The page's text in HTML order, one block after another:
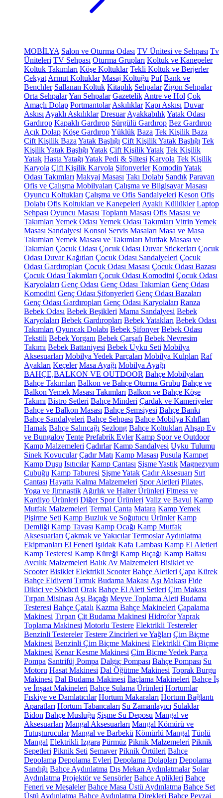
MOBİLYA Salon ve Oturma Odası TV Ünitesi ve Sehpası Tv
Üniteleri TV Sehpası Oturma Grupları Koltuk ve Kanepeler
Koltuk Takımları Köşe Koltuklar Tekli Koltuk ve Berjerler
Çekyat Armut Koltuklar Masaj Koltuğu Puf Bank ve
Benchler Sallanan Koltuk Kitaplık Sehpalar Zigon Sehpalar
Orta SehpalarYan Sehpalar Gazetelik Antre ve Hol Çok
Amaçlı Dolap Portmantolar Askılıklar Kapı Askısı Duvar
Askısı Ayaklı Askılıklar Dresuar AyakkabılıkYatak Odası
Gardırop Kapaklı Gardırop Sürgülü Gardırop Bez Gardırop
Açık Dolap Köşe GardıropYüklük Baza Tek Kişilik Baza
Çift Kişilik Baza Yatak Başlığı Çift Kişilik Yatak Başlığı Tek
Kişilik Yatak Başlığı Yatak Çift Kişilik Yatak Tek Kişilik
Yatak Hasta Yatağı Yatak Pedi & Şiltesi Karyola Tek Kişilik
Karyola Çift Kişilik Karyola Şifonyerler Komodin Yatak
Odası Takımları Makyaj Masası Takı Dolabı Sandık Paravan
Ofis ve Çalışma Mobilyaları Çalışma ve Bilgisayar Masası
Oyuncu Koltukları Çalışma ve Ofis Sandalyeleri Keson Ofis
Dolabı Ofis Koltukları ve Kanepeleri Ayaklı Küllükler Laptop
Sehpası Oyuncu Masası Toplantı Masası Ofis Masası ve
Takımları Yemek Odası Yemek Odası Takımları Vitrin Yemek
Masası Sandalyesi Konsol Servis Masaları Masa ve Masa
Takımları Yemek Masası ve Takımları Mutfak Masası ve
Takımları Çocuk Odası Çocuk Odası Duvar Stickerları Çocuk
Odası Duvar Kağıtları Çocuk Odası Sandalyeleri Çocuk
Odası Gardıropları Çocuk Odası Masası Çocuk Odası Bazası
Çocuk Odası Takımları Çocuk Odası Komodini Çocuk Odası
Karyolaları Genç Odası Genç Odası Takımları Genç Odası
Komodini Genç Odası Şifonyerleri Genç Odası Bazaları
Genç Odası Gardıropları Genç Odası Karyolaları Ranza
Bebek Odası Bebek Beşikleri Mama Sandalyesi Bebek
Karyolaları Bebek Gardıropları Bebek Yatakları Bebek Odası
Takımları Oyuncak Dolabı Bebek Şifonyer Bebek Odası
Tekstili Bebek Yorganı Bebek Çarşafı Bebek Nevresim
Takımı Bebek Battaniyesi Bebek Uyku Seti Mobilya
Aksesuarları Mobilya Yedek Parçaları Mobilya Kulpları Raf
Ayakları Keçeler Masa Ayağı Mobilya Ayağı
BAHÇE,BALKON VE OUTDOOR Bahçe Mobilyaları
Bahçe Takımları Balkon ve Bahçe Oturma Grubu Bahçe ve
Balkon Yemek Masası Takımları Balkon ve Bahçe Köşe
Takımı Bistro Setleri Bahçe Minderi Çardak ve Kameriyeler
Bahçe ve Balkon Masası Bahçe Şemsiyesi Bahçe Bankı
Bahçe Sandalyeleri Bahçe Sehpası Bahçe Mobilya Kılıfları
Hamak Bahçe Salıncağı Şezlong Bahçe Koltukları Ahşap Ev
ve Bungalov Tente Prefabrik Evler Kamp Spor ve Outdoor
Kamp Malzemeleri Çadırlar Kamp Sandalyesi Uyku Tulumu
Sinek Kovucular Çadır Matı Kamp Masası Pusula Kampet
Kamp Duşu Isıtıcılar Kamp Çantası Şişme Yastık Magnezyum
Çubuğu Kamp Taburesi Şişme Yatak Çadır Aksesuarı Sırt
Çantası Hayatta Kalma Malzemeleri Spor Aletleri Pilates,
Yoga ve Jimnastik Ağırlık ve Halter Ürünleri Fitness ve
Kardiyo Ürünleri Diğer Spor Ürünleri Valiz ve Bavul Kamp
Mutfak Malzemeleri Termal Çanta Matara Kamp Yemek
Pişirme Seti Kamp Buzluk ve Soğutucu Ürünler Kamp
Demliği Kamp Tavası Kamp Ocağı Kamp Mutfak
Aksesuarları Çakmak ve Yakıcılar Termoslar Aydınlatma
Ekipmanları El Feneri Işıldak Kafa Lambası Kamp El Aletleri
Kamp Testeresi Kamp Küreği Kamp Bıçağı Kamp Baltası
Avcılık Malzemeleri Balık Av Malzemeleri Bisiklet ve
Scooter Bisiklet Elektrikli Scooter Bahçe Aletleri Çapa Kürek
Bahçe Eldiveni Tırmık Budama Makası Aşı Makası Fide
Dikici ve Sökücü Orak Bahçe El Aleti Setleri Çim Makası
Tırpan Misinası Aşı Bıçağı Meyve Toplama Aleti Budama
Testeresi Bahçe Çatalı Kazma Bahçe Makineleri Çapalama
Makinesi Tırpan Çit Budama Makinesi HidroforYaprak
Toplama Makinesi Motorlu Testere Elektrikli Testereler
Benzinli Testereler Testere Zincirleri ve Yağları Çim Biçme
Makinesi Benzinli Çim Biçme Makinesi Elektrikli Çim Biçme
Makinesi Kenar Kesme Makinesi Çim Biçme Yedek Parça
Pompa Santrifüj Pompa Dalgıç Pompası Bahçe Pompası Su
Motoru Hasat Makinesi Dal Öğütme Makinesi Toprak Burgu
Makinesi Dal Budama Makinesi İlaçlama Makineleri Bahçe İş
ve İnşaat Makineleri Bahçe Sulama Ürünleri Hortumlar
Fıskiye ve Damlatıcılar Hortum Makaraları Hortum Bağlantı
Aparatları Hortum Tabancaları Su Zamanlayıcı Sulaklar
Bidon Bahçe Musluğu Şişme Su Deposu Mangal ve
Aksesuarları Mangal Aksesuarları Mangal Kömürü ve
Tutuşturucular Mangal ve Barbekü Kömürlü Mangal Tüplü
Mangal Elektrikli Izgara Pürmüz Piknik Malzemeleri Piknik
Sepetleri Piknik Seti Semaver Piknik Örtüleri Bahçe
Depolama Depolama Evleri Depolama Dolapları Depolama
Sandığı Bahçe Aydınlatma Dış Mekan Aydınlatmalar Solar
Aydınlatma Projektör ve Sensörler Bahçe Aplikleri Bahçe
Feneri ve Meşaleler Bahçe Masa Üstü Aydınlatma Bahçe Set
Üstü Aydınlatma Bahçe Aydınlatma Direkleri Bahçe Peyzaj